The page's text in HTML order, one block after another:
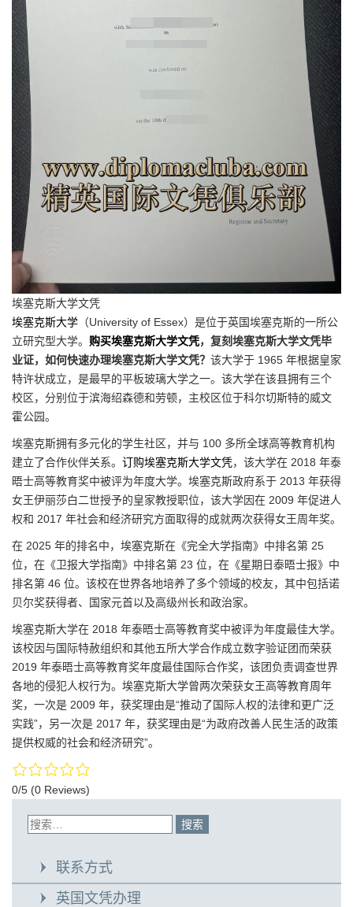
埃塞克斯大学文凭
埃塞克斯大学 （University of Essex）是位于英国埃塞克斯的一所公
立研究型大学。 购买埃塞克斯大学文凭，复刻埃塞克斯大学文凭毕
业证，如何快速办理埃塞克斯大学文凭？ 该大学于 1965 年根据皇家
特许状成立，是最早的平板玻璃大学之一。该大学在该县拥有三个
校区，分别位于滨海绍森德和劳顿，主校区位于科尔切斯特的威文
霍公园。
埃塞克斯拥有多元化的学生社区，并与 100 多所全球高等教育机构
建立了合作伙伴关系。 订购埃塞克斯大学文凭，该大学在 2018 年泰
晤士高等教育奖中被评为年度大学。埃塞克斯政府系于 2013 年获得
女王伊丽莎白二世授予的皇家教授职位，该大学因在 2009 年促进人
权和 2017 年社会和经济研究方面取得的成就两次获得女王周年奖。
在 2025 年的排名中，埃塞克斯在《完全大学指南》中排名第 25
位，在《卫报大学指南》中排名第 23 位，在《星期日泰晤士报》中
排名第 46 位。该校在世界各地培养了多个领域的校友，其中包括诺
贝尔奖获得者、国家元首以及高级州长和政治家。
埃塞克斯大学在 2018 年泰晤士高等教育奖中被评为年度最佳大学。
该校因与国际特赦组织和其他五所大学合作成立数字验证团而荣获
2019 年泰晤士高等教育奖年度最佳国际合作奖，该团负责调查世界
各地的侵犯人权行为。埃塞克斯大学曾两次荣获女王高等教育周年
奖，一次是 2009 年，获奖理由是“推动了国际人权的法律和更广泛
实践”，另一次是 2017 年，获奖理由是“为政府改善人民生活的政策
提供权威的社会和经济研究”。
0/5 (0 Reviews)
联系方式
英国文凭办理